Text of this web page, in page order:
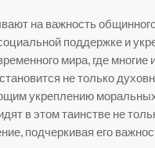
на важность
поддержке и
мира, где
не только
укреплению моральных
в этом таинстве не
подчеркивая его